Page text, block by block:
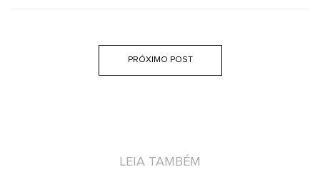
PRÓXIMO POST
LEIA TAMBÉM